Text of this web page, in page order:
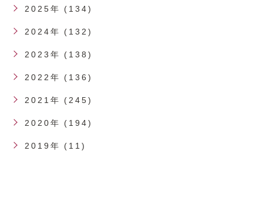
2025年 (134)
2024年 (132)
2023年 (138)
2022年 (136)
2021年 (245)
2020年 (194)
2019年 (11)